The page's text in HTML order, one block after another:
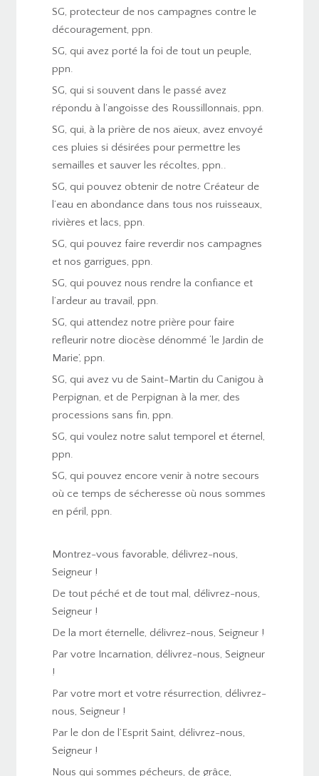
SG, protecteur de nos campagnes contre le
découragement, ppn.
SG, qui avez porté la foi de tout un peuple,
ppn.
SG, qui si souvent dans le passé avez
répondu à l’angoisse des Roussillonnais, ppn.
SG, qui, à la prière de nos aïeux, avez envoyé
ces pluies si désirées pour permettre les
semailles et sauver les récoltes, ppn..
SG, qui pouvez obtenir de notre Créateur de
l’eau en abondance dans tous nos ruisseaux,
rivières et lacs, ppn.
SG, qui pouvez faire reverdir nos campagnes
et nos garrigues, ppn.
SG, qui pouvez nous rendre la confiance et
l’ardeur au travail, ppn.
SG, qui attendez notre prière pour faire
refleurir notre diocèse dénommé ‘le Jardin de
Marie’, ppn.
SG, qui avez vu de Saint-Martin du Canigou à
Perpignan, et de Perpignan à la mer, des
processions sans fin, ppn.
SG, qui voulez notre salut temporel et éternel,
ppn.
SG, qui pouvez encore venir à notre secours
où ce temps de sécheresse où nous sommes
en péril, ppn.
Montrez-vous favorable, délivrez-nous,
Seigneur !
De tout péché et de tout mal, délivrez-nous,
Seigneur !
De la mort éternelle, délivrez-nous, Seigneur !
Par votre Incarnation, délivrez-nous, Seigneur
!
Par votre mort et votre résurrection, délivrez-
nous, Seigneur !
Par le don de l’Esprit Saint, délivrez-nous,
Seigneur !
Nous qui sommes pécheurs, de grâce,